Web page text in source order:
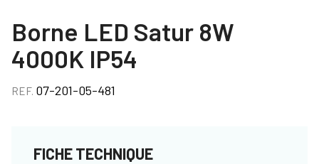
Borne LED Satur 8W
4000K IP54
REF. 07-201-05-481
FICHE TECHNIQUE